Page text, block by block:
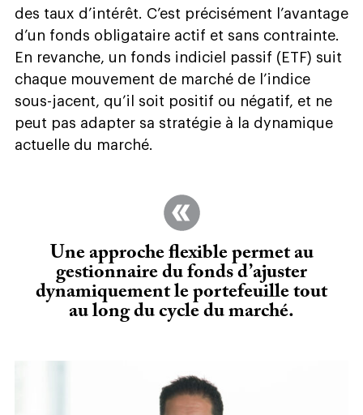
des taux d’intérêt. C’est précisément l’avantage
d’un fonds obligataire actif et sans contrainte.
En revanche, un fonds indiciel passif (ETF) suit
chaque mouvement de marché de l’indice
sous-jacent, qu’il soit positif ou négatif, et ne
peut pas adapter sa stratégie à la dynamique
actuelle du marché.
Une approche flexible permet au
gestionnaire du fonds d’ajuster
dynamiquement le portefeuille tout
au long du cycle du marché.